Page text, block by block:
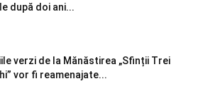
după doi ani...
verzi de la Mănăstirea „Sfinții Trei
vor fi reamenajate...